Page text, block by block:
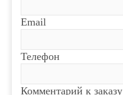
Email
Телефон
Комментарий к заказу